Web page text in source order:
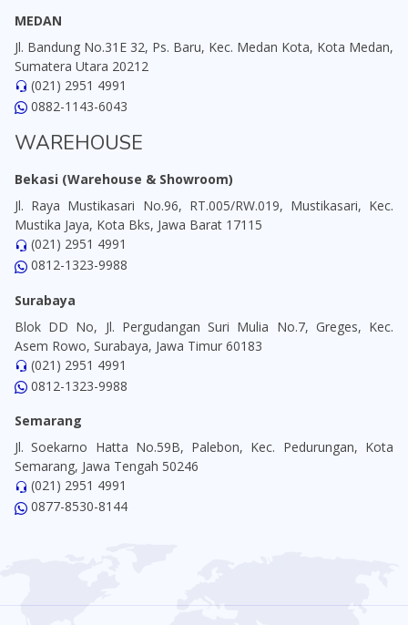
MEDAN
Jl. Bandung No.31E 32, Ps. Baru, Kec. Medan Kota, Kota Medan,
Sumatera Utara 20212
(021) 2951 4991
0882-1143-6043
WAREHOUSE
Bekasi (Warehouse & Showroom)
Jl. Raya Mustikasari No.96, RT.005/RW.019, Mustikasari, Kec.
Mustika Jaya, Kota Bks, Jawa Barat 17115
(021) 2951 4991
0812-1323-9988
Surabaya
Blok DD No, Jl. Pergudangan Suri Mulia No.7, Greges, Kec.
Asem Rowo, Surabaya, Jawa Timur 60183
(021) 2951 4991
0812-1323-9988
Semarang
Jl. Soekarno Hatta No.59B, Palebon, Kec. Pedurungan, Kota
Semarang, Jawa Tengah 50246
(021) 2951 4991
0877-8530-8144